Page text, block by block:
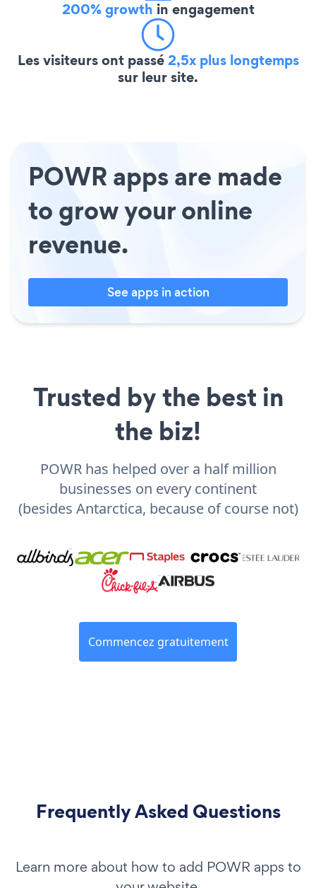
200% growth in engagement
Les visiteurs ont passé2,5x plus longtemps
sur leur site.
POWR apps are made
to grow your online
revenue.
See apps in action
Trusted by the best in
the biz!
POWR has helped over a half million
businesses on every continent
(besides Antarctica, because of course not)
Commencez gratuitement
Frequently Asked Questions
Learn more about how to add POWR apps to